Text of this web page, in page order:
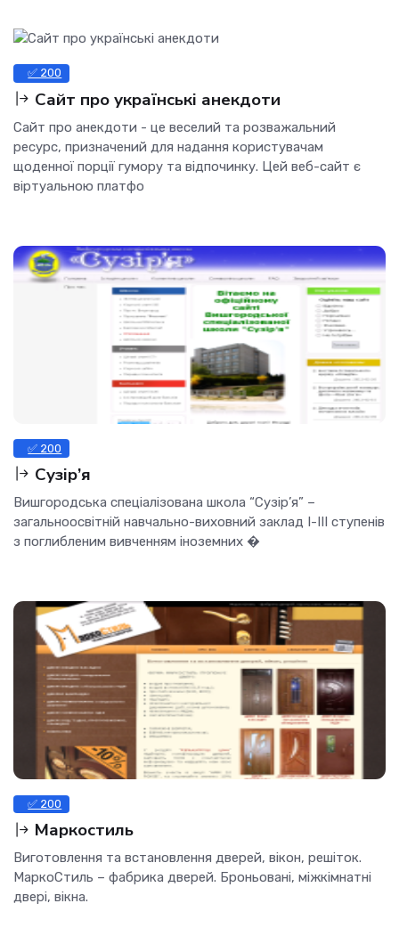
✅ 200
Сайт про українські анекдоти
Сайт про анекдоти - це веселий та розважальний
ресурс, призначений для надання користувачам
щоденної порції гумору та відпочинку. Цей веб-сайт є
віртуальною платфо
✅ 200
Сузір’я
Вишгородська спеціалізована школа “Сузір’я” –
загальноосвітній навчально-виховний заклад I-III ступенів
з поглибленим вивченням іноземних �
✅ 200
Маркостиль
Виготовлення та встановлення дверей, вікон, решіток.
МаркоСтиль – фабрика дверей. Броньовані, міжкімнатні
двері, вікна.